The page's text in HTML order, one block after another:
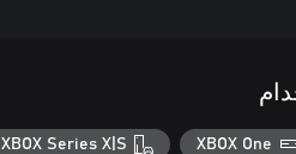
XBOX One
XBOX Series X|S